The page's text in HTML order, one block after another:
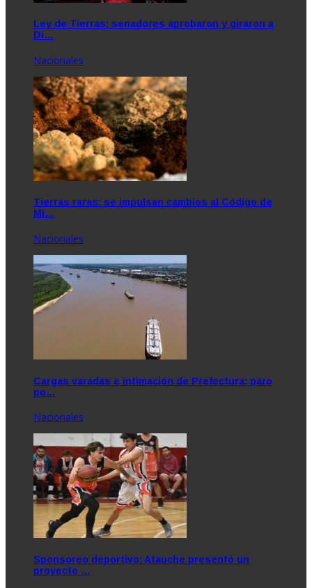
Ley de Tierras: senadores aprobaron y giraron a
Di…
Nacionales
Tierras raras: se impulsan cambios al Código de
Mi…
Nacionales
Cargas varadas e intimación de Prefectura: paro
po…
Nacionales
Sponsoreo deportivo: Atauche presentó un
proyecto …